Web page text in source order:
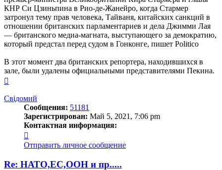
КНР Си Цзиньпина в Рио-де-Жанейро, когда Стармер
затронул тему прав человека, Тайваня, китайских санкций в
отношении британских парламентариев и дела Джимми Лая
— британского медиа-магната, выступающего за демократию,
который предстал перед судом в Гонконге, пишет Politico
В этот момент два британских репортера, находившихся в
зале, были удалены официальными представителями Пекина.
началу
Свідомий
Сообщения: 51181
Зарегистрирован: Май 5, 2021, 7:06 pm
Контактная информация:
информация
пользователя
Свідомий
Отправить личное сообщение
Re: НАТО,ЕС,ООН и пр.....